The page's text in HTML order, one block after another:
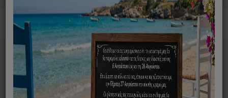
Ανταλλακτικά ηλεκτρικών συσκευών MENU
Home Σίδερο
Ανταλλακτικά Σιδέρου
Τάπα Μπόιλερ Για Το Σίδερο Stirella Delonghi 5512811301